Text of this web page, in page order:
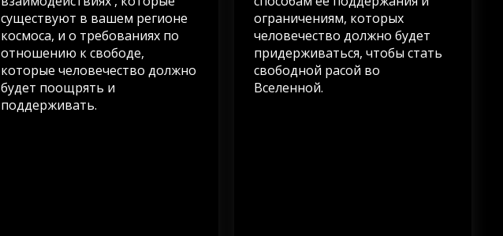
существуют в вашем регионе
космоса, и о требованиях по
отношению к свободе,
которые человечество должно
будет поощрять и
поддерживать.
ограничениям, которых
человечество должно будет
придерживаться, чтобы стать
свободной расой во
Вселенной.